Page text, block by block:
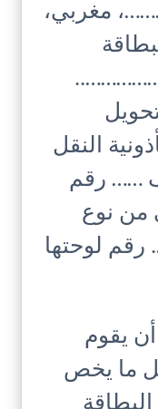
مغربي،
……………..
النقل
…… رقم
نوع
لوحتها
أن يقوم
ما يخص